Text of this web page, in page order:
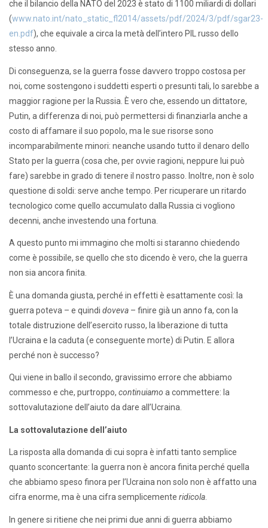
che il bilancio della NATO del 2023 è stato di 1100 miliardi di dollari
(www.nato.int/nato_static_fl2014/assets/pdf/2024/3/pdf/sgar23-
en.pdf), che equivale a circa la metà dell’intero PIL russo dello
stesso anno.
Di conseguenza, se la guerra fosse davvero troppo costosa per
noi, come sostengono i suddetti esperti o presunti tali, lo sarebbe a
maggior ragione per la Russia. È vero che, essendo un dittatore,
Putin, a differenza di noi, può permettersi di finanziarla anche a
costo di affamare il suo popolo, ma le sue risorse sono
incomparabilmente minori: neanche usando tutto il denaro dello
Stato per la guerra (cosa che, per ovvie ragioni, neppure lui può
fare) sarebbe in grado di tenere il nostro passo. Inoltre, non è solo
questione di soldi: serve anche tempo. Per ricuperare un ritardo
tecnologico come quello accumulato dalla Russia ci vogliono
decenni, anche investendo una fortuna.
A questo punto mi immagino che molti si staranno chiedendo
come è possibile, se quello che sto dicendo è vero, che la guerra
non sia ancora finita.
È una domanda giusta, perché in effetti è esattamente così: la
guerra poteva – e quindi doveva – finire già un anno fa, con la
totale distruzione dell’esercito russo, la liberazione di tutta
l’Ucraina e la caduta (e conseguente morte) di Putin. E allora
perché non è successo?
Qui viene in ballo il secondo, gravissimo errore che abbiamo
commesso e che, purtroppo, continuiamo a commettere: la
sottovalutazione dell’aiuto da dare all’Ucraina.
La sottovalutazione dell’aiuto
La risposta alla domanda di cui sopra è infatti tanto semplice
quanto sconcertante: la guerra non è ancora finita perché quella
che abbiamo speso finora per l’Ucraina non solo non è affatto una
cifra enorme, ma è una cifra semplicemente ridicola.
In genere si ritiene che nei primi due anni di guerra abbiamo